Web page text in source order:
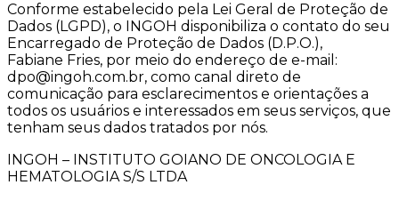
Conforme estabelecido pela Lei Geral de Proteção de
Dados (LGPD), o INGOH disponibiliza o contato do seu
Encarregado de Proteção de Dados (D.P.O.),
Fabiane Fries, por meio do endereço de e-mail:
dpo@ingoh.com.br, como canal direto de
comunicação para esclarecimentos e orientações a
todos os usuários e interessados em seus serviços, que
tenham seus dados tratados por nós.
INGOH – INSTITUTO GOIANO DE ONCOLOGIA E
HEMATOLOGIA S/S LTDA